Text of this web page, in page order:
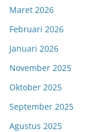
Maret 2026
Februari 2026
Januari 2026
November 2025
Oktober 2025
September 2025
Agustus 2025